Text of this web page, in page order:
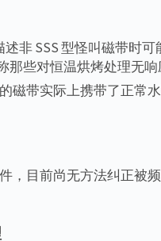
述非 SSS 型怪叫磁带时
那些对恒温烘烤处理无
磁带实际上携带了正常水
，目前尚无方法纠正被